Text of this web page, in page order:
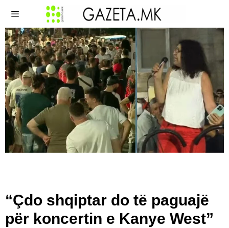
“Çdo shqiptar do të paguajë
për koncertin e Kanye West”